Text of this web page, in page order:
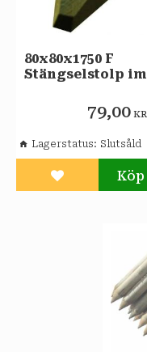
80x80x1750 F
Stängselstolp
79,00 KR
Lägg till i
Lagerstatus Slutsåld